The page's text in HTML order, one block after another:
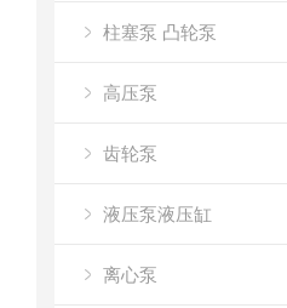
柱塞泵 凸轮泵
高压泵
齿轮泵
液压泵液压缸
离心泵